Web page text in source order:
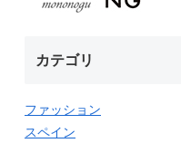
カテゴリ
ファッション
スペイン